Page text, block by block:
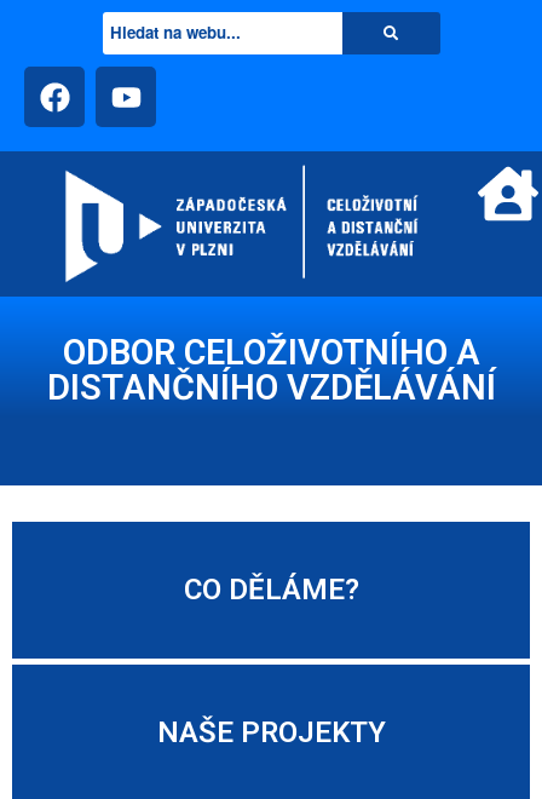
ODBOR CELOŽIVOTNÍHO A
DISTANČNÍHO VZDĚLÁVÁNÍ
CO DĚLÁME?
NAŠE PROJEKTY